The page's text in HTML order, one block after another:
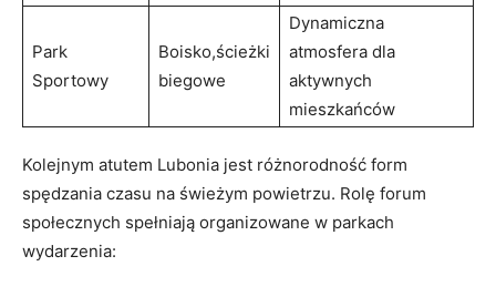
Park
Sportowy
Boisko,ścieżki
biegowe
Dynamiczna
atmosfera dla
aktywnych
mieszkańców
Kolejnym atutem Lubonia jest różnorodność form
‍spędzania czasu na świeżym powietrzu. Rolę forum
społecznych spełniają organizowane w parkach
wydarzenia: